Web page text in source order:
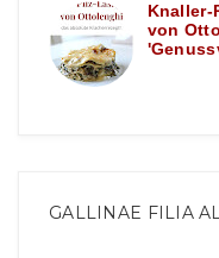
Knaller-
von
GALLINAE FILIA